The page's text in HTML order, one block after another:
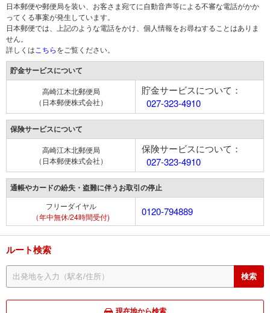
日本郵便や郵便局を装い、お客さま宛てに自動音声等による不審な電話がかか
ってくる事案が発生しています。
日本郵便では、上記のような電話をかけ、個人情報をお尋ねすることはありま
せん。
詳しくは こちらをご覧ください。
貯金サービスについて
高崎江木北郵便局
（日本郵便株式会社）
貯金サービスについて：
027-323-4910
保険サービスについて
高崎江木北郵便局
（日本郵便株式会社）
保険サービスについて：
027-323-4910
通帳やカードの紛失・盗難に伴うお取引の停止
フリーダイヤル
（年中無休/24時間受付)
0120-794889
ルート検索
現在地から検索